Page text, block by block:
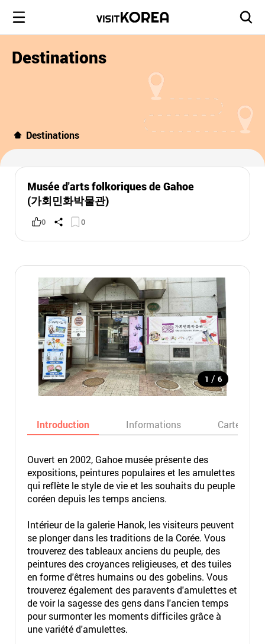
Destinations
Destinations
Musée d'arts folkoriques de Gahoe
(가회민화박물관)
0 0
1 / 6
Introduction Informations Carte
Ouvert en 2002, Gahoe musée présente des
expositions, peintures populaires et les amulettes
qui reflète le style de vie et les souhaits du peuple
coréen depuis les temps anciens.
Intérieur de la galerie Hanok, les visiteurs peuvent
se plonger dans les traditions de la Corée. Vous
trouverez des tableaux anciens du peuple, des
peintures des croyances religieuses, et des tuiles
en forme d'êtres humains ou des gobelins. Vous
trouverez également des paravents d'amulettes et
de voir la sagesse des gens dans l'ancien temps
pour surmonter les moments difficiles grâce à
une variété d'amulettes.